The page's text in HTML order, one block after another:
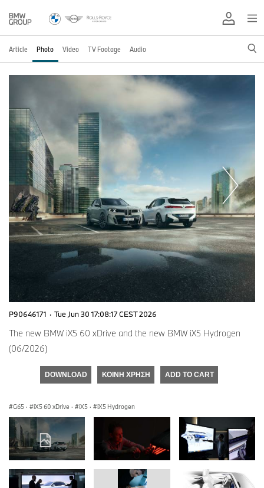
Article Photo Video TV Footage Audio
P90646171 · Tue Jun 30 17:08:17 CEST 2026
The new BMW iX5 60 xDrive and the new BMW iX5 Hydrogen
(06/2026)
DOWNLOAD ΚΟΙΝΉ ΧΡΉΣΗ ADD TO CART
G65 · iX5 60 xDrive · iX5 · iX5 Hydrogen